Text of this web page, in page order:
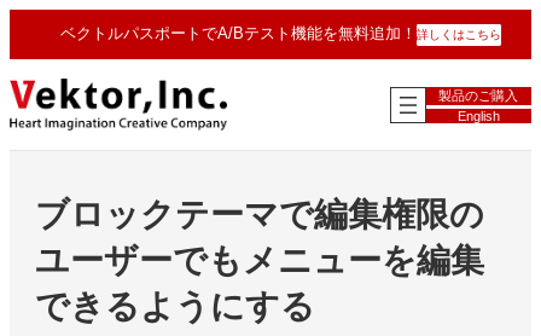
を
ス
キ
ッ
ベクトルパスポートでA/Bテスト機能を無料追加！ 詳しくはこちら
製品のご購入
English
ブロックテーマで編集権限の
ユーザーでもメニューを編集
できるようにする